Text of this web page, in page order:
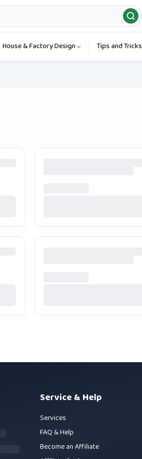
House & Factory Design Tips and Tricks
Service & Help
Services
FAQ & Help
Become an Affiliate